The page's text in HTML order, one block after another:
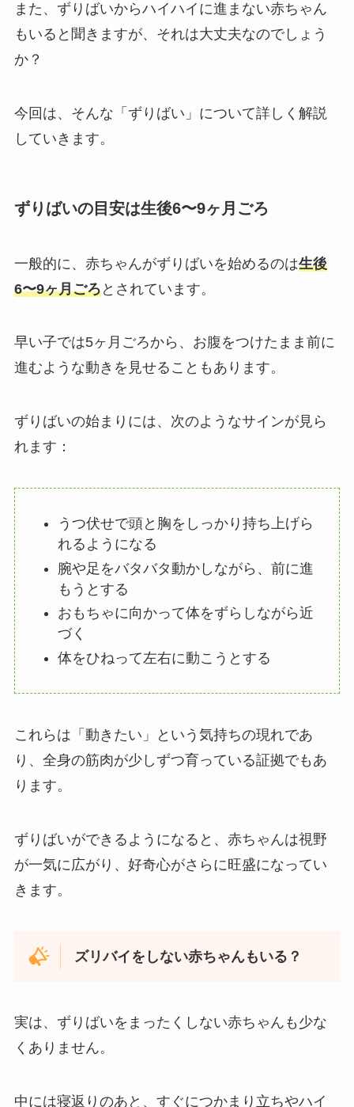
また、ずりばいからハイハイに進まない赤ちゃん
もいると聞きますが、それは大丈夫なのでしょう
か？
今回は、そんな「ずりばい」について詳しく解説
していきます。
ずりばいの目安は生後6〜9ヶ月ごろ
一般的に、赤ちゃんがずりばいを始めるのは生後
6〜9ヶ月ごろとされています。
早い子では5ヶ月ごろから、お腹をつけたまま前に
進むような動きを見せることもあります。
ずりばいの始まりには、次のようなサインが見ら
れます：
うつ伏せで頭と胸をしっかり持ち上げら
れるようになる
腕や足をバタバタ動かしながら、前に進
もうとする
おもちゃに向かって体をずらしながら近
づく
体をひねって左右に動こうとする
これらは「動きたい」という気持ちの現れであ
り、全身の筋肉が少しずつ育っている証拠でもあ
ります。
ずりばいができるようになると、赤ちゃんは視野
が一気に広がり、好奇心がさらに旺盛になってい
きます。
ズリバイをしない赤ちゃんもいる？
実は、ずりばいをまったくしない赤ちゃんも少な
くありません。
中には寝返りのあと、すぐにつかまり立ちやハイ